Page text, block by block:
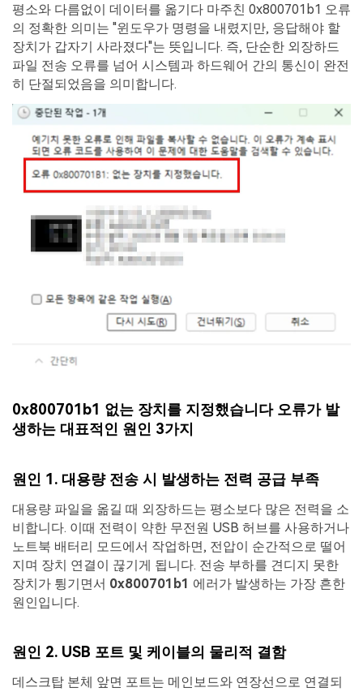
평소와 다름없이 데이터를 옮기다 마주친 0x800701b1 오류
의 정확한 의미는 "윈도우가 명령을 내렸지만, 응답해야 할
장치가 갑자기 사라졌다"는 뜻입니다. 즉, 단순한 외장하드
파일 전송 오류를 넘어 시스템과 하드웨어 간의 통신이 완전
히 단절되었음을 의미합니다.
0x800701b1 없는 장치를 지정했습니다 오류가 발
생하는 대표적인 원인 3가지
원인 1. 대용량 전송 시 발생하는 전력 공급 부족
대용량 파일을 옮길 때 외장하드는 평소보다 많은 전력을 소
비합니다. 이때 전력이 약한 무전원 USB 허브를 사용하거나
노트북 배터리 모드에서 작업하면, 전압이 순간적으로 떨어
지며 장치 연결이 끊기게 됩니다. 전송 부하를 견디지 못한
장치가 튕기면서 0x800701b1 에러가 발생하는 가장 흔한
원인입니다.
원인 2. USB 포트 및 케이블의 물리적 결함
데스크탑 본체 앞면 포트는 메인보드와 연장선으로 연결되